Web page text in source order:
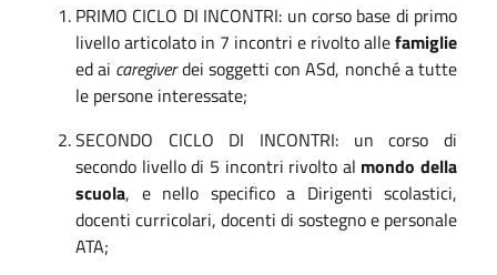
PRIMO CICLO DI INCONTRI: un corso base di primo
livello articolato in 7 incontri e rivolto allefamiglie
ed ai caregiverdei soggetti con ASd, nonché a tutte
le persone interessate;
SECONDO CICLO DI INCONTRI: un corso di
secondo livello di 5 incontri rivolto al mondo della
scuola, e nello specifico a Dirigenti scolastici,
docenti curricolari, docenti di sostegno e personale
ATA;